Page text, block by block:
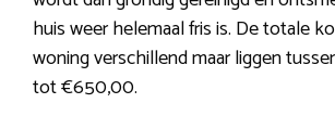
huis weer helemaal fris is. De totale
woning verschillend maar liggen
tot €650,00.